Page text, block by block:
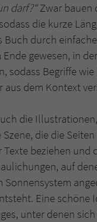
darf?“Zwar bauen
die kurze
Buch durch
Ende gewesen, in
sodass Begriffe
dem Kontext
die
Szene, die die
Texte beziehen
auf
Sonnensystem
Eine
unter denen